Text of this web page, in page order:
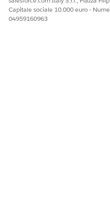
Capitale sociale 10.000 euro -
04959160963